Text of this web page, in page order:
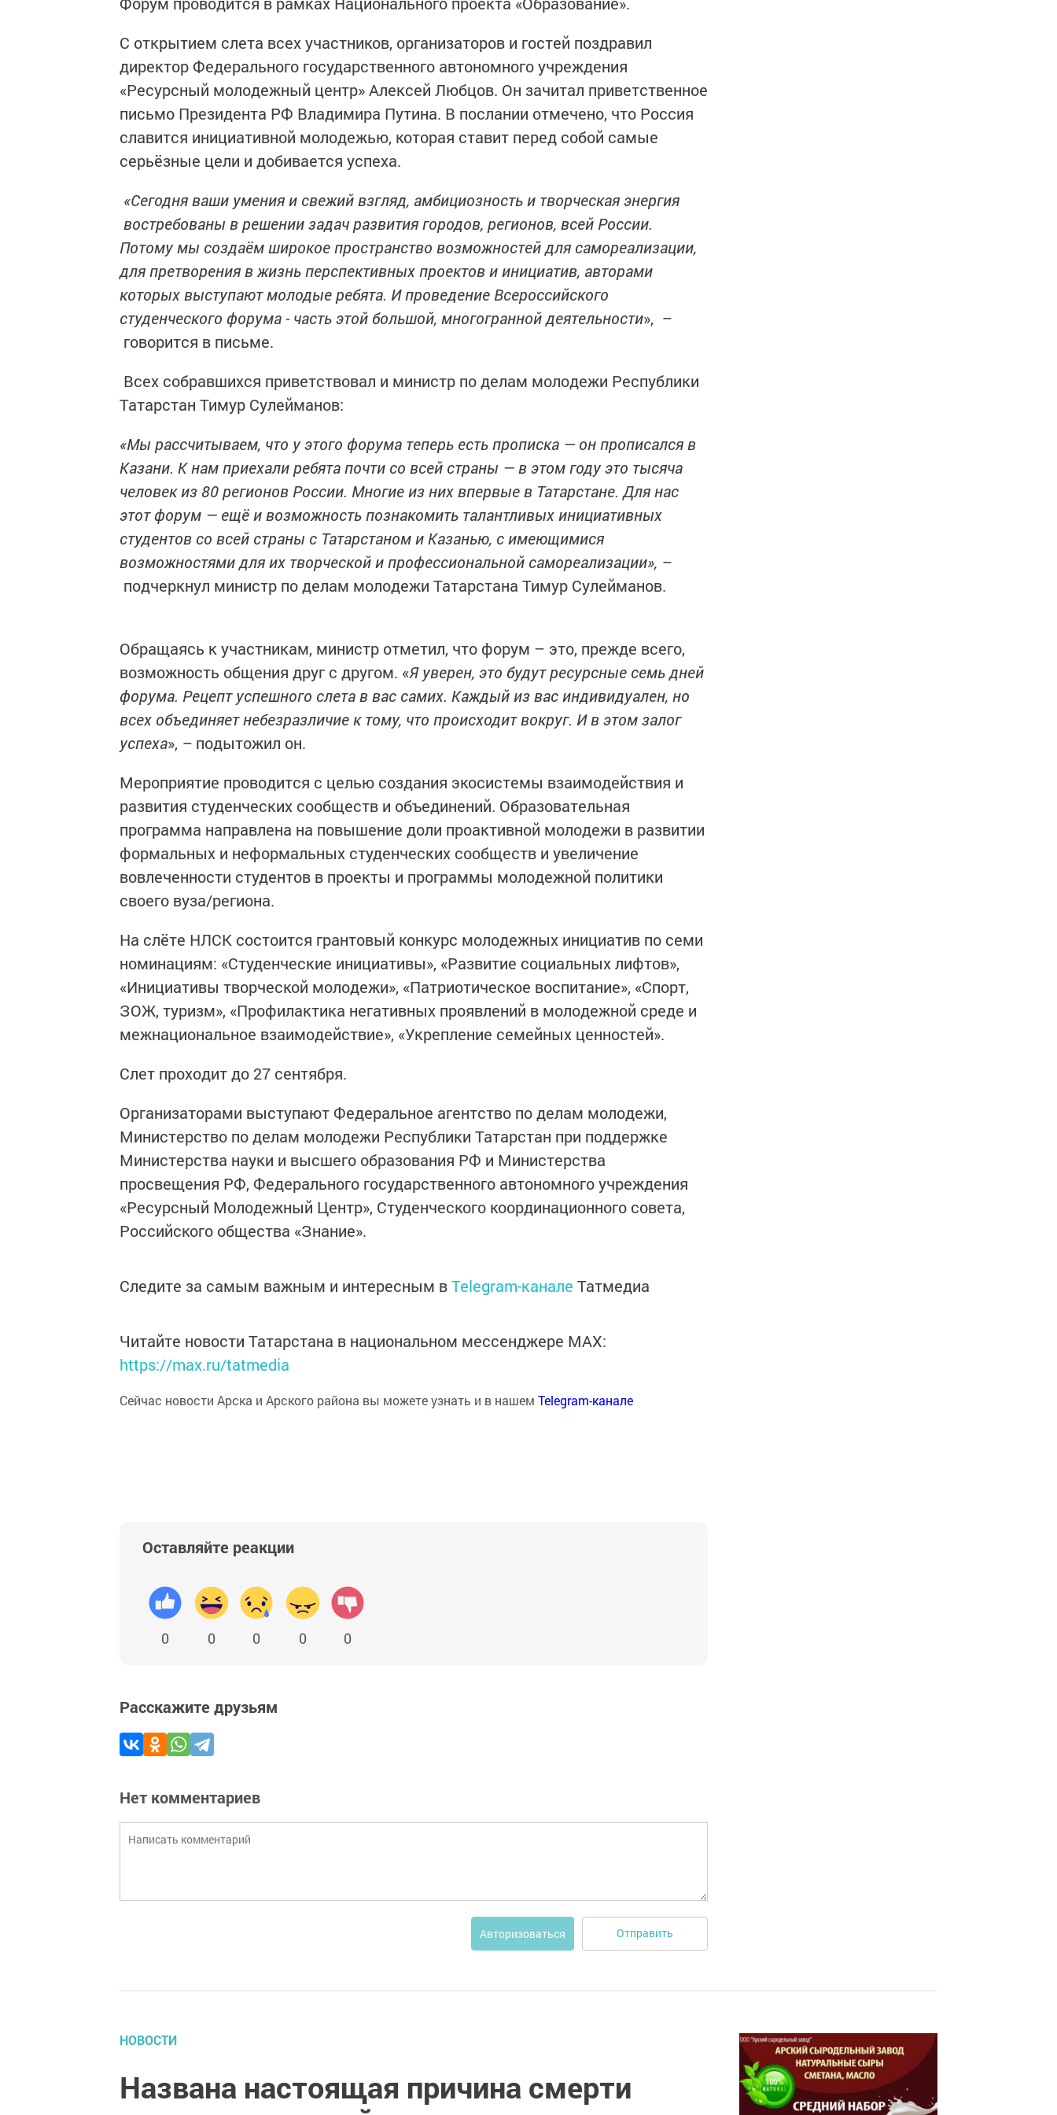
С открытием слета всех участников, организаторов и гостей поздравил
директор Федерального государственного автономного учреждения
«Ресурсный молодежный центр» Алексей Любцов. Он зачитал приветственное
письмо Президента РФ Владимира Путина. В послании отмечено, что Россия
славится инициативной молодежью, которая ставит перед собой самые
серьёзные цели и добивается успеха.
«Сегодня ваши умения и свежий взгляд, амбициозность и творческая энергия
востребованы в решении задач развития городов, регионов, всей России.
Потому мы создаём широкое пространство возможностей для самореализации,
для претворения в жизнь перспективных проектов и инициатив, авторами
которых выступают молодые ребята. И проведение Всероссийского
студенческого форума - часть этой большой, многогранной деятельности», –
говорится в письме.
Всех собравшихся приветствовал и министр по делам молодежи Республики
Татарстан Тимур Сулейманов:
«Мы рассчитываем, что у этого форума теперь есть прописка — он прописался в
Казани. К нам приехали ребята почти со всей страны — в этом году это тысяча
человек из 80 регионов России. Многие из них впервые в Татарстане. Для нас
этот форум — ещё и возможность познакомить талантливых инициативных
студентов со всей страны с Татарстаном и Казанью, с имеющимися
возможностями для их творческой и профессиональной самореализации», –
подчеркнул министр по делам молодежи Татарстана Тимур Сулейманов.
Обращаясь к участникам, министр отметил, что форум – это, прежде всего,
возможность общения друг с другом. «Я уверен, это будут ресурсные семь дней
форума. Рецепт успешного слета в вас самих. Каждый из вас индивидуален, но
всех объединяет небезразличие к тому, что происходит вокруг. И в этом залог
успеха», – подытожил он.
Мероприятие проводится с целью создания экосистемы взаимодействия и
развития студенческих сообществ и объединений. Образовательная
программа направлена на повышение доли проактивной молодежи в развитии
формальных и неформальных студенческих сообществ и увеличение
вовлеченности студентов в проекты и программы молодежной политики
своего вуза/региона.
На слёте НЛСК состоится грантовый конкурс молодежных инициатив по семи
номинациям: «Студенческие инициативы», «Развитие социальных лифтов»,
«Инициативы творческой молодежи», «Патриотическое воспитание», «Спорт,
ЗОЖ, туризм», «Профилактика негативных проявлений в молодежной среде и
межнациональное взаимодействие», «Укрепление семейных ценностей».
Слет проходит до 27 сентября.
Организаторами выступают Федеральное агентство по делам молодежи,
Министерство по делам молодежи Республики Татарстан при поддержке
Министерства науки и высшего образования РФ и Министерства
просвещения РФ, Федерального государственного автономного учреждения
«Ресурсный Молодежный Центр», Студенческого координационного совета,
Российского общества «Знание».
Следите за самым важным и интересным вTelegram-канале Татмедиа
Читайте новости Татарстана в национальном мессенджере MАХ:
https://max.ru/tatmedia
Сейчас новости Арска и Арского района вы можете узнать и в нашем Telegram-канале
Оставляйте реакции
0 0 0 0 0
Расскажите друзьям
Нет комментариев
Авторизоваться Отправить
НОВОСТИ
Названа настоящая причина смерти